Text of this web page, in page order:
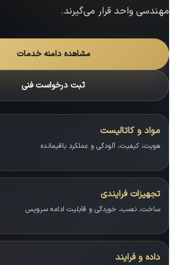
مهندسی واحد قرار می‌گیرند.
مشاهده دامنه خدمات
ثبت درخواست فنی
مواد و کاتالیست
هویت، کیفیت، آلودگی و عملکرد باقیمانده
تجهیزات فرایندی
ساخت، نصب، خوردگی و قابلیت ادامه سرویس
داده و فرایند